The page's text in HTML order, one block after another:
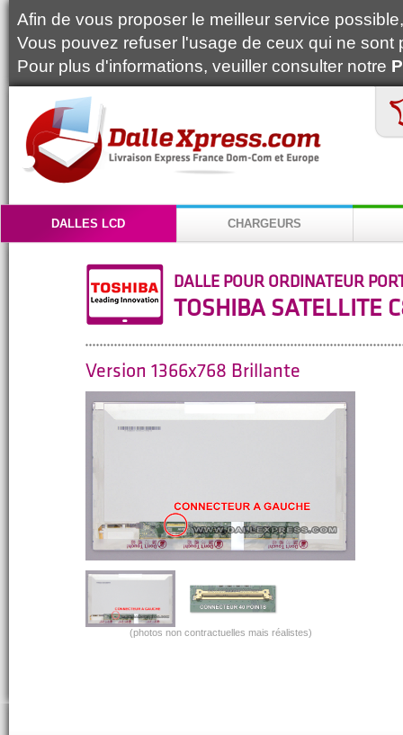
Afin de vous proposer le meilleur service
Vous pouvez refuser l'usage de ceux qui ne
Pour plus d'informations, veuiller consulter notre
DALLES LCD CHARGEURS
DALLE POUR ORDINATEUR
TOSHIBA SATELLITE
Version 1366x768 Brillante
(photos non contractuelles mais réalistes)